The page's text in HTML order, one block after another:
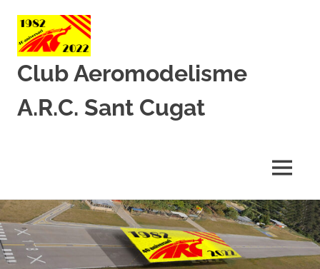
Skip
to
content
Club Aeromodelisme
A.R.C. Sant Cugat
MENU